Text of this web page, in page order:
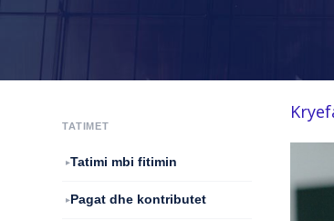
TATIMET
Tatimi mbi fitimin
Pagat dhe kontributet